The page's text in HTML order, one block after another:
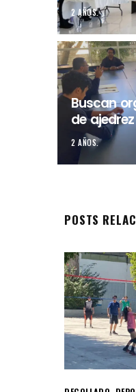
2 AÑOS.
Buscan
de
2 AÑOS.
POSTS